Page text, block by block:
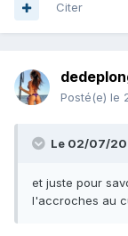
Citer
Posté(e) le
Le 02/07/
et juste pour
l'accroches au